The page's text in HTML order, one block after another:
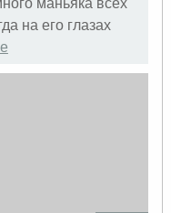
маньяка всех
на его глазах